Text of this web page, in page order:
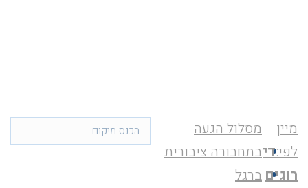
מסלול הגעה
בתחבורה ציבורית
ברגל
מיין
לפי:די
רוגים